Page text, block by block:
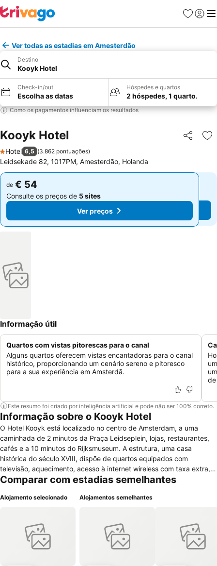
Favoritos
Iniciar
Ver todas as estadias em Amesterdão
Destino
Kooyk Hotel
Check-in/out
Escolha as datas
Hóspedes e quartos
2 hóspedes, 1 quarto.
Como os pagamentos influenciam os resultados
Kooyk Hotel Partilhar
1 Estrelas
Hotel 6,5 (3.862 pontuações)
Leidsekade 82, 1017PM, Amesterdão, Holanda
de € 54
Consulte os preços de 5 sites
Ver preços
de € 54
Consulte os preços de 5 sites
Ver preços
Informação útil
Quartos com vistas pitorescas para o canal
Alguns quartos oferecem vistas encantadoras para o canal
histórico, proporcionando um cenário sereno e pitoresco
para a sua experiência em Amsterdã.
Este resumo foi criado por inteligência artificial e pode não ser 100% correto.
Informação sobre o Kooyk Hotel
O Hotel Kooyk está localizado no centro de Amsterdam, a uma
caminhada de 2 minutos da Praça Leidseplein, lojas, restaurantes,
cafés e a 10 minutos do Rijksmuseum. A estrutura, uma casa
histórica do século XVIII, dispõe de quartos equipados com
televisão, aquecimento, acesso à internet wireless com taxa extra,
banheiro e chuveiro privativos ou compartilhados. Ferro/tábua de
oferece serviços de recepção com horário limitado, quartos para
serviço de engomadoria, almoço para viagem, máquinas de venda
automática de bebidas quentes e frias, informações turísticas, fax,
xerox, acesso à internet wireless disponível por todo o hotel com
Comparar com estadias semelhantes
Alojamento selecionado Alojamentos semelhantes